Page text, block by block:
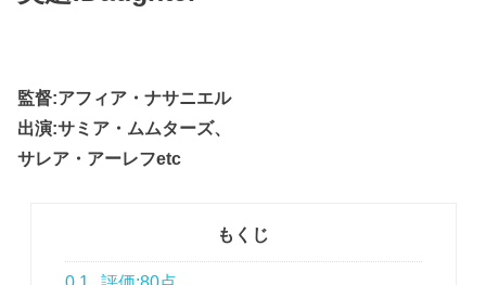
監督:アフィア・ナサニエル
出演:サミア・ムムターズ、
サレア・アーレフetc
もくじ